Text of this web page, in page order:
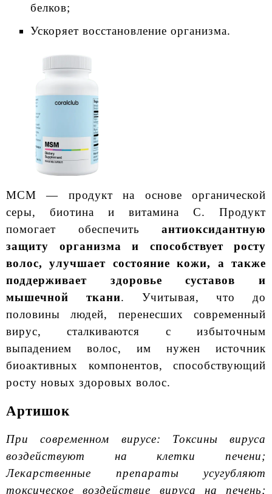
белков;
Ускоряет восстановление организма.
МСМ — продукт на основе органической
серы, биотина и витамина С. Продукт
помогает обеспечить антиоксидантную
защиту организма и способствует росту
волос, улучшает состояние кожи, а также
поддерживает здоровье суставов и
мышечной ткани. Учитывая, что до
половины людей, перенесших современный
вирус, сталкиваются с избыточным
выпадением волос, им нужен источник
биоактивных компонентов, способствующий
росту новых здоровых волос.
Артишок
При современном вирусе: Токсины вируса
воздействуют на клетки печени;
Лекарственные препараты усугубляют
токсическое воздействие вируса на печень;